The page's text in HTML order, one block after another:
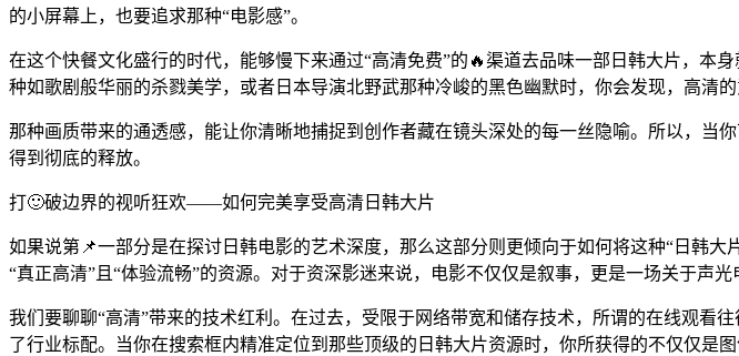
的小屏幕上，也要追求那种“电影感”。
在这个快餐文化盛行的时代，能够慢下来通过“高清免费”的🔥渠道去品味一部日韩大片，本
种如歌剧般华丽的杀戮美学，或者日本导演北野武那种冷峻的黑色幽默时，你会发现，高清
那种画质带来的通透感，能让你清晰地捕捉到创作者藏在镜头深处的每一丝隐喻。所以，
得到彻底的释放。
打🙂破边界的视听狂欢——如何完美享受高清日韩大片
如果说第📌一部分是在探讨日韩电影的艺术深度，那么这部分则更倾向于如何将这种“日韩
“真正高清”且“体验流畅”的资源。对于资深影迷来说，电影不仅仅是叙事，更是一场关于声光
我们要聊聊“高清”带来的技术红利。在过去，受限于网络带宽和储存技术，所谓的在线观看
了行业标配。当你在搜索框内精准定位到那些顶级的日韩大片资源时，你所获得的不仅仅是